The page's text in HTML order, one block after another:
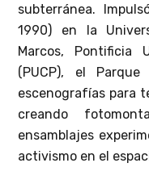
subterránea.
1990) en la
Marcos, Pontificia
(PUCP), el
escenografías para
creando
ensamblajes
activismo en el